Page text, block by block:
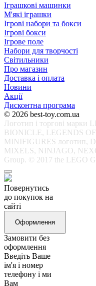
Іграшкові машинки
М'які іграшки
Ігрові набори та бокси
Ігрові бокси
Ігрове поле
Набори для творчості
Світильники
Про магазин
Доставка і оплата
Новини
Акції
Дисконтна програма
© 2026 best-toy.com.ua
Логотип і торгові марки
BIONICLE, LEGENDS
MINIFIGURES логотип,
MIXELS, NINJAGO,
Group. © 2017 the LEGO
Повернутись
до покупок на
сайті
Оформлення
Замовити без
оформлення
Введіть Ваше
ім'я і номер
телефону і ми
Вам